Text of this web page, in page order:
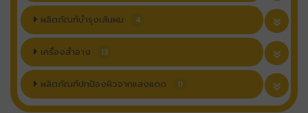
ผลิตภัณฑ์บำรุงเส้นผม 4
เครื่องสำอาง 13
ผลิตภัณฑ์ปกป้องผิวจากแสงแดด 11